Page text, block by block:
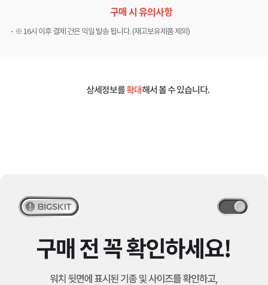
구매 시 유의사항
※ 16시 이후 결제 건은 익일 발송 됩니다. (재고보유제품 제외)
상세정보를확대해서 볼 수 있습니다.